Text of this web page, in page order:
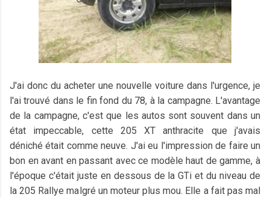
J'ai donc du acheter une nouvelle voiture dans l'urgence, je
l'ai trouvé dans le fin fond du 78, à la campagne. L'avantage
de la campagne, c'est que les autos sont souvent dans un
état impeccable, cette 205 XT anthracite que j'avais
déniché était comme neuve. J'ai eu l'impression de faire un
bon en avant en passant avec ce modèle haut de gamme, à
l'époque c'était juste en dessous de la GTi et du niveau de
la 205 Rallye malgré un moteur plus mou. Elle a fait pas mal